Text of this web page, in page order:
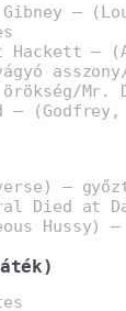
–
Hackett
Mr.
–
–
Died at